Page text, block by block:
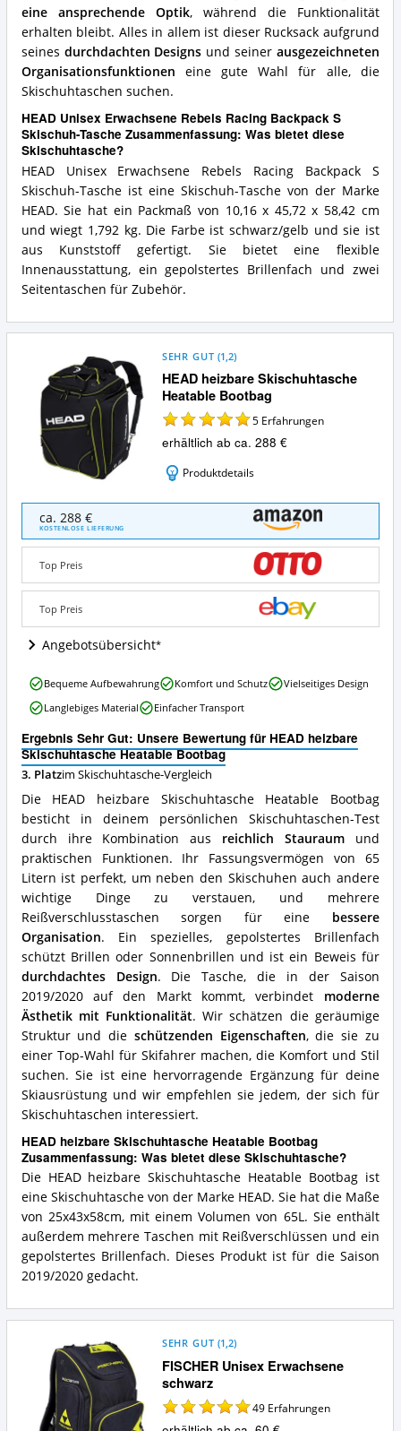
eine ansprechende Optik, während die Funktionalität
erhalten bleibt. Alles in allem ist dieser Rucksack aufgrund
seines durchdachten Designs und seiner ausgezeichneten
Organisationsfunktionen eine gute Wahl für alle, die
Skischuhtaschen suchen.
HEAD Unisex Erwachsene Rebels Racing Backpack S
Skischuh-Tasche Zusammenfassung: Was bietet diese
Skischuhtasche?
HEAD Unisex Erwachsene Rebels Racing Backpack S
Skischuh-Tasche ist eine Skischuh-Tasche von der Marke
HEAD. Sie hat ein Packmaß von 10,16 x 45,72 x 58,42 cm
und wiegt 1,792 kg. Die Farbe ist schwarz/gelb und sie ist
aus Kunststoff gefertigt. Sie bietet eine flexible
Innenausstattung, ein gepolstertes Brillenfach und zwei
Seitentaschen für Zubehör.
HEAD heizbare Skischuhtasche
Heatable Bootbag
SEHR GUT (1,2)
5 Erfahrungen
erhältlich ab ca. 288 €
Produktdetails
HEAD
heizbare
Skischuhtasche
Heatable
Bootbag
Angebote:
ist
diese
Skischuhtasche
ca. 288 €
KOSTENLOSE LIEFERUNG
Top Preis
Top Preis
Angebotsübersicht
Ergebnis Sehr Gut: Unsere Bewertung für HEAD heizbare
Skischuhtasche Heatable Bootbag
3. Platzim Skischuhtasche-Vergleich
Die HEAD heizbare Skischuhtasche Heatable Bootbag
besticht in deinem persönlichen Skischuhtaschen-Test
durch ihre Kombination aus reichlich Stauraumund
praktischen Funktionen. Ihr Fassungsvermögen von 65
Litern ist perfekt, um neben den Skischuhen auch andere
wichtige Dinge zu verstauen, und mehrere
Reißverschlusstaschen sorgen für eine bessere
Organisation. Ein spezielles, gepolstertes Brillenfach
schützt Brillen oder Sonnenbrillen und ist ein Beweis für
durchdachtes Design. Die Tasche, die in der Saison
2019/2020 auf den Markt kommt, verbindet moderne
Ästhetik mit Funktionalität. Wir schätzen die geräumige
Struktur und die schützenden Eigenschaften, die sie zu
einer Top-Wahl für Skifahrer machen, die Komfort und Stil
suchen. Sie ist eine hervorragende Ergänzung für deine
Skiausrüstung und wir empfehlen sie jedem, der sich für
Skischuhtaschen interessiert.
HEAD heizbare Skischuhtasche Heatable Bootbag
Zusammenfassung: Was bietet diese Skischuhtasche?
Die HEAD heizbare Skischuhtasche Heatable Bootbag ist
eine Skischuhtasche von der Marke HEAD. Sie hat die Maße
von 25x43x58cm, mit einem Volumen von 65L. Sie enthält
außerdem mehrere Taschen mit Reißverschlüssen und ein
gepolstertes Brillenfach. Dieses Produkt ist für die Saison
2019/2020 gedacht.
HEAD
heizbare
Skischuhtasche
Bootbag
Vorteile:
Was
spricht
für
diese
Skischuhtasche?
Bequeme Aufbewahrung Komfort und Schutz
Vielseitiges Design
Langlebiges Material
Einfacher Transport
FISCHER Unisex Erwachsene
schwarz
SEHR GUT (1,2)
49 Erfahrungen